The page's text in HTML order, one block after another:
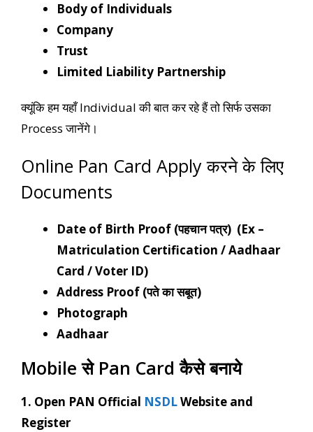
Body of Individuals
Company
Trust
Limited Liability Partnership
क्यूंकि हम यहाँ Individual की बात कर रहे हैं तो सिर्फ उसका
Process जानेंगे।
Online Pan Card Apply करने के लिए
Documents
Date of Birth Proof (पहचान पत्र) (Ex –
Matriculation Certification / Aadhaar
Card / Voter ID)
Address Proof (पते का सबूत)
Photograph
Aadhaar
Mobile से Pan Card कैसे बनाये
1. Open PAN Official NSDLWebsite and
Register